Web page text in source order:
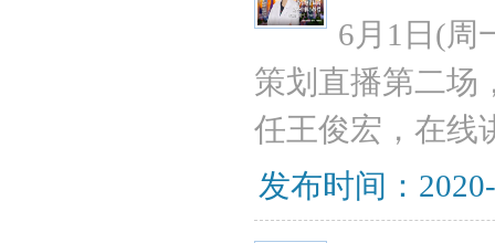
6月1日(周
策划直播第二场
任王俊宏，在线
发布时间：